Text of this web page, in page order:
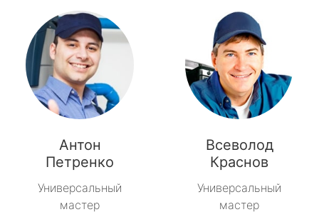
Антон
Петренко
Универсальный
мастер
Всеволод
Краснов
Универсальный
мастер